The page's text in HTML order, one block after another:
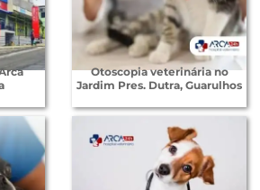
Otoscopia veterinária no
Jardim Pres. Dutra, Guarulhos